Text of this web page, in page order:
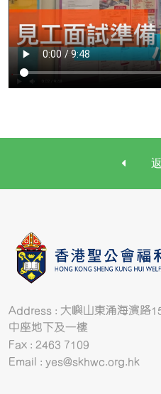
Address : 大嶼山東涌海濱路
中座地下及一樓
Fax : 2463 7109
Email : yes@skhwc.org.hk